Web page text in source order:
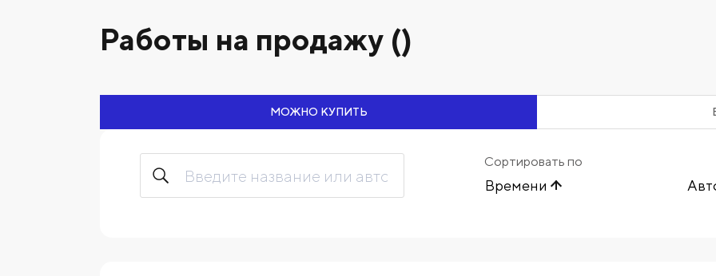
Работы на продажу ()
МОЖНО КУПИТЬ
Сортировать по
Времени